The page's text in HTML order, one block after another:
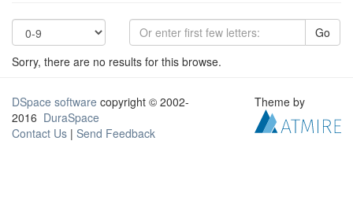
Go
Sorry, there are no results for this browse.
DSpace software copyright © 2002-
2016 DuraSpace
Contact Us | Send Feedback
Theme by